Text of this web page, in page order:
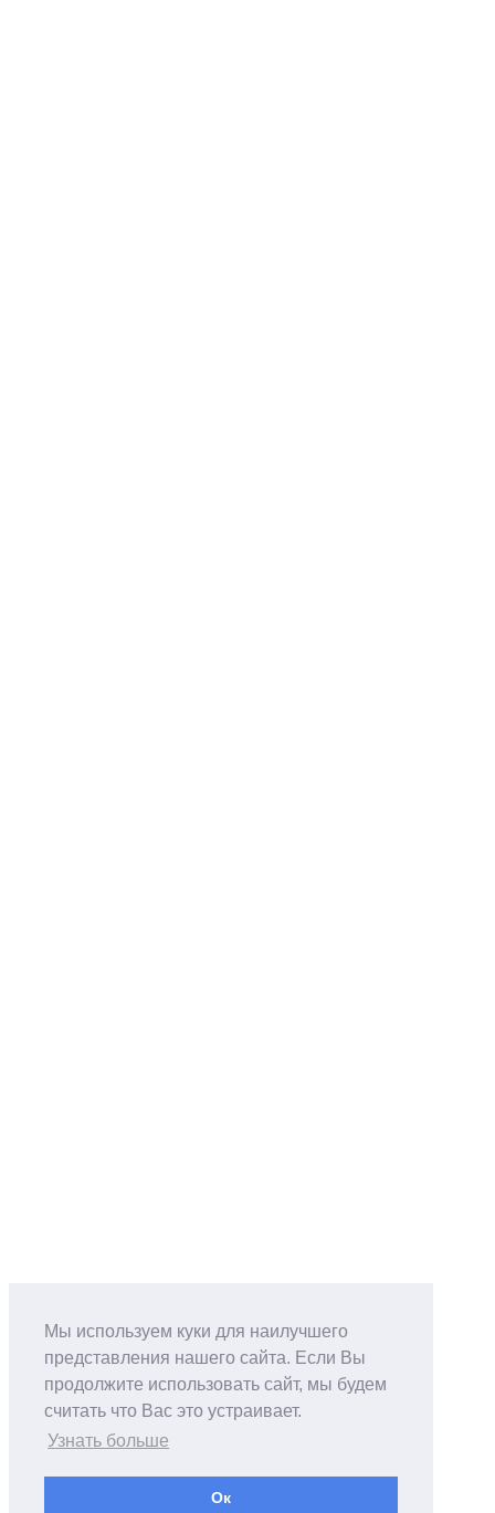
Мы используем куки для наилучшего
представления нашего сайта. Если Вы
продолжите использовать сайт, мы будем
считать что Вас это устраивает.
Узнать больше
Ок